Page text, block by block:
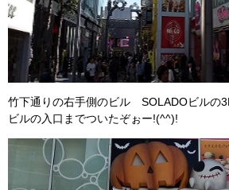
竹下通りの右手側のビル SOLADOビルの
ビルの入口までついたぞぉー!(^^)!